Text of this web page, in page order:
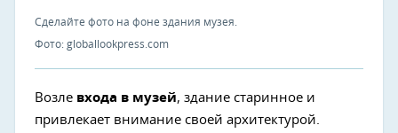
Сделайте фото на фоне здания музея.
Фото: globallookpress.com
Возле входа в музей, здание старинное и
привлекает внимание своей архитектурой.